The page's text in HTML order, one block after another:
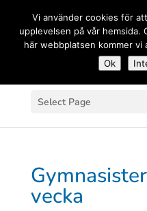
Select Page
vecka
Vi använder cookies för
upplevelsen på vår
här webbplatsen kommer
Ok